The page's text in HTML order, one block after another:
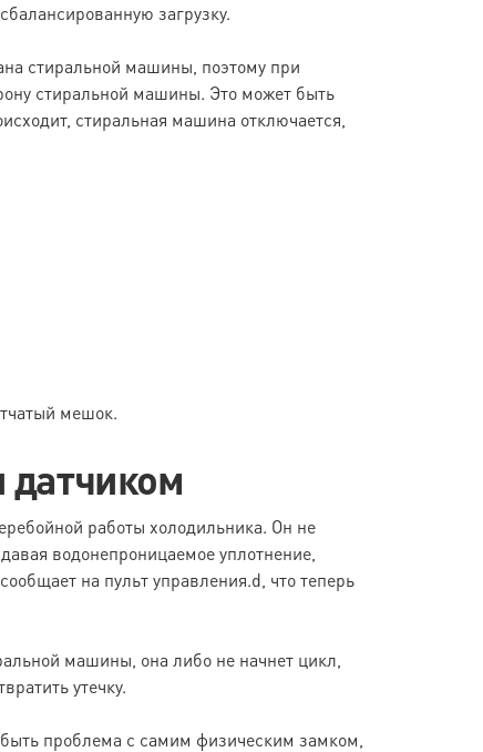
загрузку.
стиральной машины, поэтому при
стиральной машины. Это может быть
стиральная машина отключается,
мешок.
датчиком
работы холодильника. Он не
водонепроницаемое уплотнение,
на пульт управления.d, что теперь
машины, она либо не начнет цикл,
утечку.
проблема с самим физическим замком,